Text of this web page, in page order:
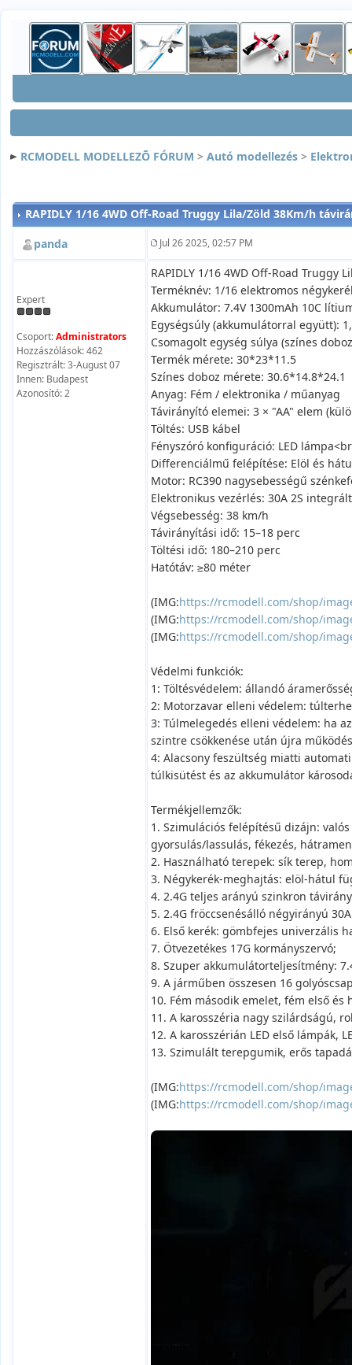
RCMODELL MODELLEZÕ FÓRUM > Autó modellezés >
RAPIDLY 1/16 4WD Off-Road Truggy Lila/Zöld 38Km/h
panda
Jul 26 2025, 02:57 PM
Expert
Csoport:Administrators
Hozzászólások: 462
Regisztrált: 3-August 07
Innen: Budapest
Azonosító: 2
RAPIDLY 1/16 4WD Off-Road Truggy
Terméknév: 1/16 elektromos
Akkumulátor: 7.4V 1300mAh 10C
Egységsúly (akkumulátorral együtt):
Csomagolt egység súlya (színes
Termék mérete: 30*23*11.5
Színes doboz mérete: 30.6*14.8*24.1
Anyag: Fém / elektronika / műanyag
Távirányító elemei: 3 × "AA" elem
Töltés: USB kábel
Fényszóró konfiguráció: LED
Differenciálmű felépítése: Elöl és
Motor: RC390 nagysebességű
Elektronikus vezérlés: 30A 2S
Végsebesség: 38 km/h
Távirányítási idő: 15–18 perc
Töltési idő: 180–210 perc
Hatótáv: ≥80 méter
(IMG:https://rcmodell.com/shop/
(IMG:https://rcmodell.com/shop/
(IMG:https://rcmodell.com/shop/
Védelmi funkciók:
1: Töltésvédelem: állandó
2: Motorzavar elleni védelem:
3: Túlmelegedés elleni védelem: ha
szintre csökkenése után újra
4: Alacsony feszültség miatti
túlkisütést és az akkumulátor
Termékjellemzők:
1. Szimulációs felépítésű dizájn:
gyorsulás/lassulás, fékezés,
2. Használható terepek: sík terep,
3. Négykerék-meghajtás: elöl-hátul
4. 2.4G teljes arányú szinkron
5. 2.4G fröccsenésálló négyirányú
6. Első kerék: gömbfejes univerzális
7. Ötvezetékes 17G kormányszervó;
8. Szuper akkumulátorteljesítmény:
9. A járműben összesen 16
10. Fém második emelet, fém első
11. A karosszéria nagy szilárdságú,
12. A karosszérián LED első lámpák,
13. Szimulált terepgumik, erős
(IMG:https://rcmodell.com/shop/
(IMG:https://rcmodell.com/shop/